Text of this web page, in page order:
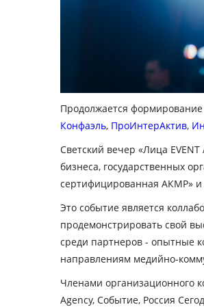
Продолжается
Конфаэль, ПроИнтерАктив,
Светский вечер «Лица
бизнеса, государственных
сертифицированная АКМР»
Это событие является
продемонстрировать свой
среди партнеров - опытные
направлениям медийно-
Членами организационного
Agency, Событие, Россия